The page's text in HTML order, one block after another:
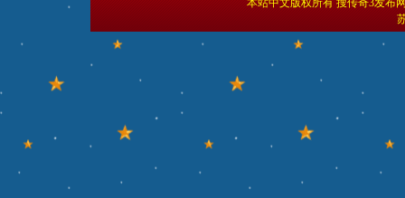
本站中文版权所有 搜传奇3发布